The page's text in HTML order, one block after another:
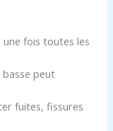
une fois toutes les
peut
fuites, fissures